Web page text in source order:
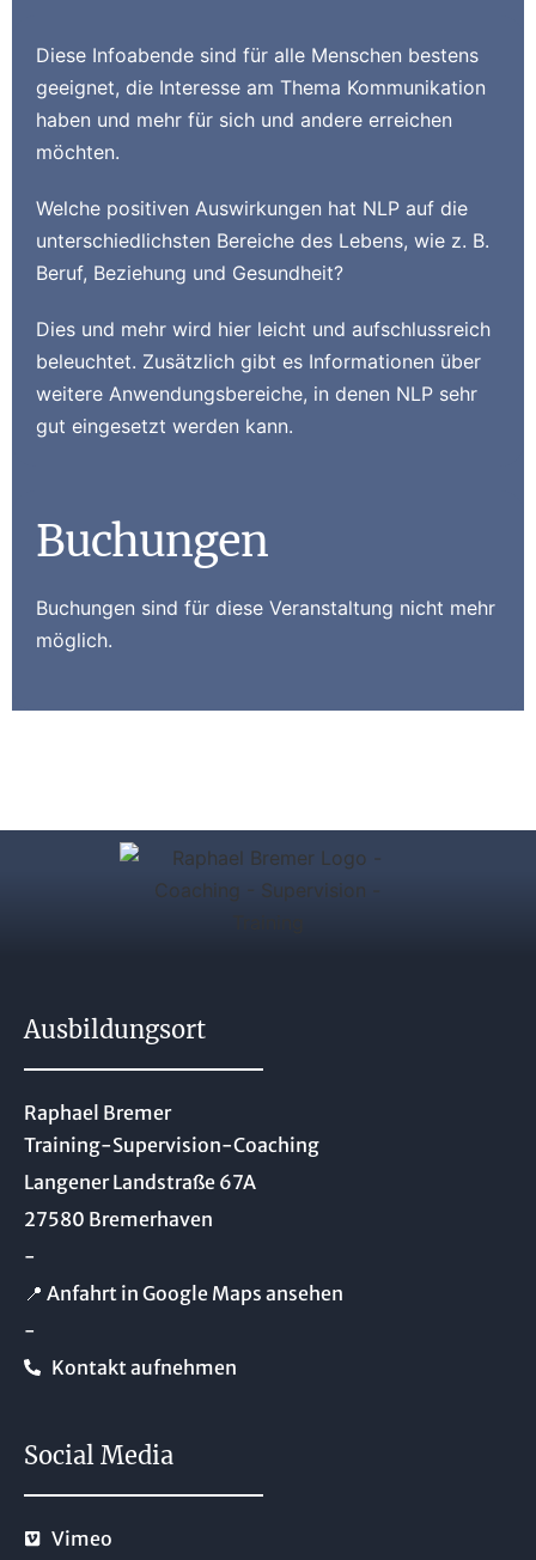
Diese Infoabende sind für alle Menschen bestens
geeignet, die Interesse am Thema Kommunikation
haben und mehr für sich und andere erreichen
möchten.
Welche positiven Auswirkungen hat NLP auf die
unterschiedlichsten Bereiche des Lebens, wie z. B.
Beruf, Beziehung und Gesundheit?
Dies und mehr wird hier leicht und aufschlussreich
beleuchtet. Zusätzlich gibt es Informationen über
weitere Anwendungsbereiche, in denen NLP sehr
gut eingesetzt werden kann.
Buchungen
Buchungen sind für diese Veranstaltung nicht mehr
möglich.
Ausbildungsort
Raphael Bremer
Training-Supervision-Coaching
Langener Landstraße 67A
27580 Bremerhaven
-
📍 Anfahrt in Google Maps ansehen
-
Kontakt aufnehmen
Social Media
Vimeo